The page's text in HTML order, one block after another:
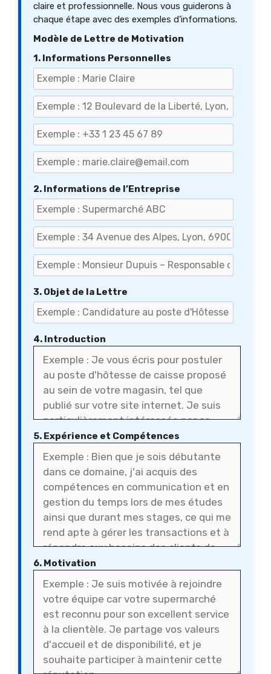
claire et professionnelle. Nous vous guiderons à
chaque étape avec des exemples d’informations.
Modèle de Lettre de Motivation
1. Informations Personnelles
2. Informations de l’Entreprise
3. Objet de la Lettre
4. Introduction
5. Expérience et Compétences
6. Motivation